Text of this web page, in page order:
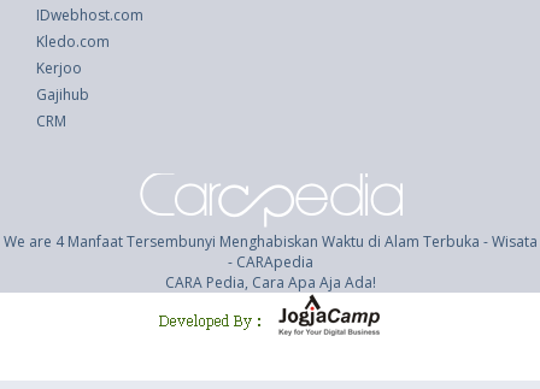
IDwebhost.com
Kledo.com
Kerjoo
Gajihub
CRM
We are 4 Manfaat Tersembunyi Menghabiskan Waktu di Alam Terbuka - Wisata
- CARApedia
CARA Pedia, Cara Apa Aja Ada!